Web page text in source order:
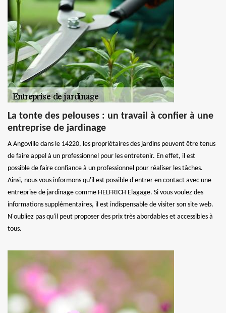
La tonte des pelouses : un travail à confier à une
entreprise de jardinage
A Angoville dans le 14220, les propriétaires des jardins peuvent être tenus
de faire appel à un professionnel pour les entretenir. En effet, il est
possible de faire confiance à un professionnel pour réaliser les tâches.
Ainsi, nous vous informons qu'il est possible d'entrer en contact avec une
entreprise de jardinage comme HELFRICH Elagage. Si vous voulez des
informations supplémentaires, il est indispensable de visiter son site web.
N'oubliez pas qu'il peut proposer des prix très abordables et accessibles à
tous.